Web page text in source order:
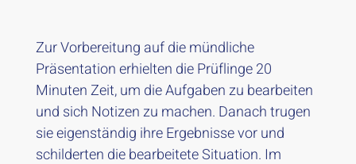
Zur Vorbereitung auf die mündliche
Präsentation erhielten die Prüflinge 20
Minuten Zeit, um die Aufgaben zu bearbeiten
und sich Notizen zu machen. Danach trugen
sie eigenständig ihre Ergebnisse vor und
schilderten die bearbeitete Situation. Im